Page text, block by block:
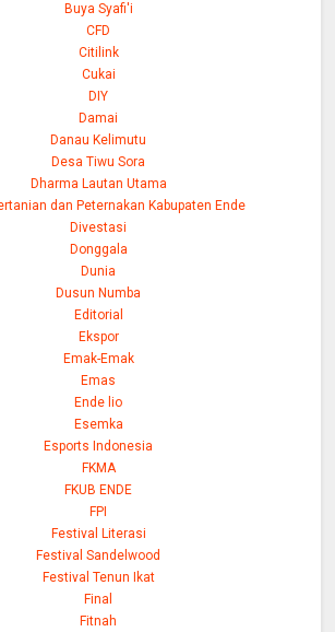
Buya Syafi'i
CFD
Citilink
Cukai
DIY
Damai
Danau Kelimutu
Desa Tiwu Sora
Dharma Lautan Utama
dan Peternakan Kabupaten Ende
Divestasi
Donggala
Dunia
Dusun Numba
Editorial
Ekspor
Emak-Emak
Emas
Ende lio
Esemka
Esports Indonesia
FKMA
FKUB ENDE
FPI
Festival Literasi
Festival Sandelwood
Festival Tenun Ikat
Final
Fitnah